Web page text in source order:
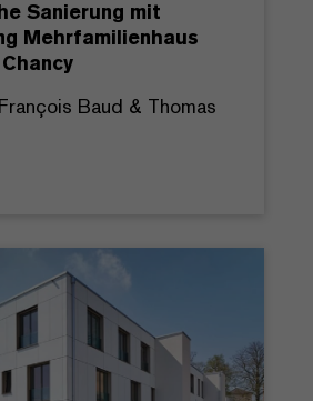
Sanierung mit
Mehrfamilienhaus
Baud & Thomas